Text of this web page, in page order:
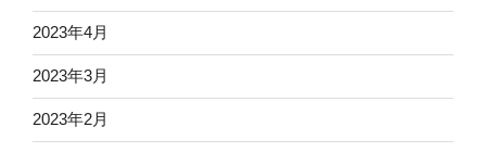
2023年4月
2023年3月
2023年2月